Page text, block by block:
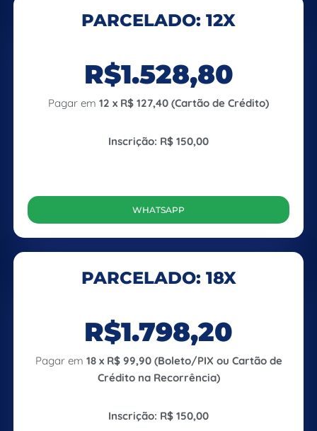
PARCELADO: 12X
R$1.528,80
Pagar em 12 x R$ 127,40 (Cartão de Crédito)
Inscrição: R$ 150,00
WHATSAPP
PARCELADO: 18X
R$1.798,20
Pagar em 18 x R$ 99,90 (Boleto/PIX ou Cartão de
Crédito na Recorrência)
Inscrição: R$ 150,00